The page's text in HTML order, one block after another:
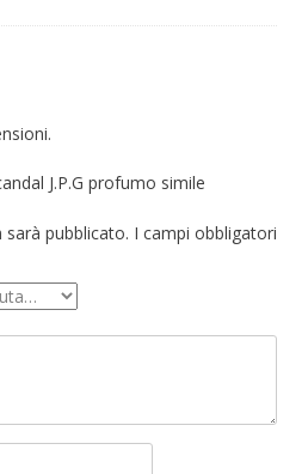
J.P.G profumo simile
pubblicato. I campi obbligatori